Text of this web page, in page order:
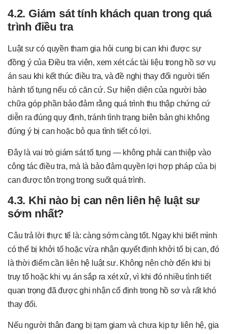
4.2. Giám sát tính khách quan trong quá
trình điều tra
Luật sư có quyền tham gia hỏi cung bị can khi được sự
đồng ý của Điều tra viên, xem xét các tài liệu trong hồ sơ vụ
án sau khi kết thúc điều tra, và đề nghị thay đổi người tiến
hành tố tụng nếu có căn cứ. Sự hiện diện của người bào
chữa góp phần bảo đảm rằng quá trình thu thập chứng cứ
diễn ra đúng quy định, tránh tình trạng biên bản ghi không
đúng ý bị can hoặc bỏ qua tình tiết có lợi.
Đây là vai trò giám sát tố tụng — không phải can thiệp vào
công tác điều tra, mà là bảo đảm quyền lợi hợp pháp của bị
can được tôn trọng trong suốt quá trình.
4.3. Khi nào bị can nên liên hệ luật sư
sớm nhất?
Câu trả lời thực tế là: càng sớm càng tốt. Ngay khi biết mình
có thể bị khởi tố hoặc vừa nhận quyết định khởi tố bị can, đó
là thời điểm cần liên hệ luật sư. Không nên chờ đến khi bị
truy tố hoặc khi vụ án sắp ra xét xử, vì khi đó nhiều tình tiết
quan trọng đã được ghi nhận cố định trong hồ sơ và rất khó
thay đổi.
Nếu người thân đang bị tạm giam và chưa kịp tự liên hệ, gia